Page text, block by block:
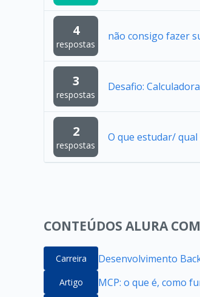
4
respostas
não consigo fazer
3
respostas
Desafio:
2
respostas
O que estudar/
CONTEÚDOS ALURA
Carreira Desenvolvimento
Artigo MCP: o que é, como